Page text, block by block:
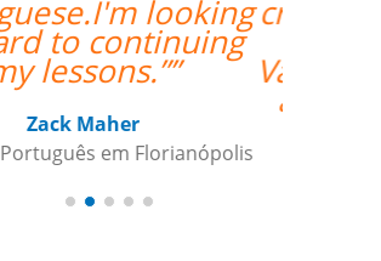
fora do horário
normal.
continuar a usar
empresa como
parceiro daqui
para frente””
Todd Johnson